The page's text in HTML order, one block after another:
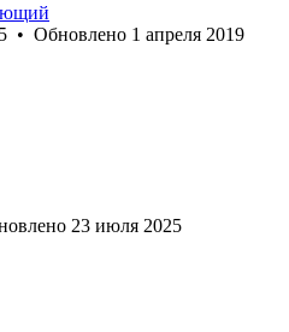
• Обновлено 1 апреля 2019
23 июля 2025